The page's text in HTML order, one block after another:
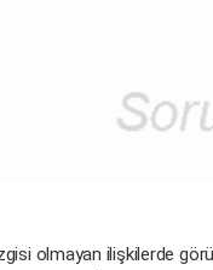
olmayan ilişkilerde